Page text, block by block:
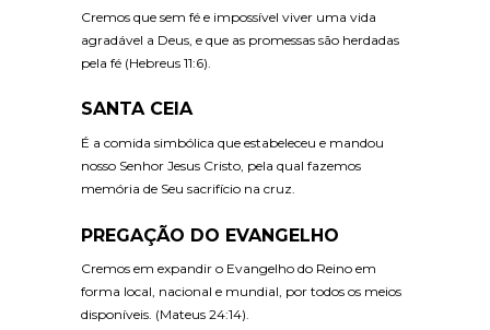
Cremos que sem fé e impossível viver uma vida
agradável a Deus, e que as promessas são herdadas
pela fé (Hebreus 11:6).
SANTA CEIA
É a comida simbólica que estabeleceu e mandou
nosso Senhor Jesus Cristo, pela qual fazemos
memória de Seu sacrifício na cruz.
PREGAÇÃO DO EVANGELHO
Cremos em expandir o Evangelho do Reino em
forma local, nacional e mundial, por todos os meios
disponíveis. (Mateus 24:14).